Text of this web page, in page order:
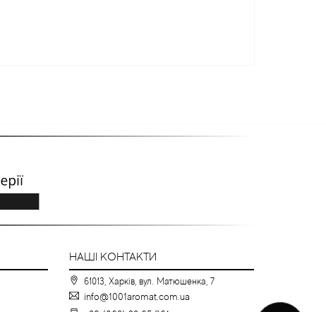
НАШІ КОНТАКТИ
61013, Харків, вул. Матюшенка, 7
info@1001aromat.com.ua